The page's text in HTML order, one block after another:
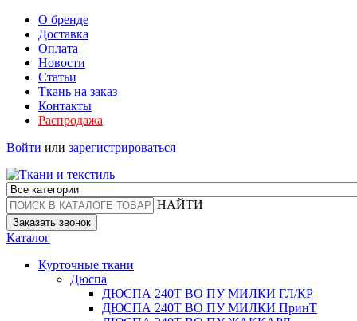
О бренде
Доставка
Оплата
Новости
Статьи
Ткань на заказ
Контакты
Распродажа
Войти или зарегистрироваться
НАЙТИ
Заказать звонок
Каталог
Курточные ткани
Дюспа
ДЮСПА 240Т ВО ПУ МИЛКИ ГЛ/КР
ДЮСПА 240Т ВО ПУ МИЛКИ ПринТ